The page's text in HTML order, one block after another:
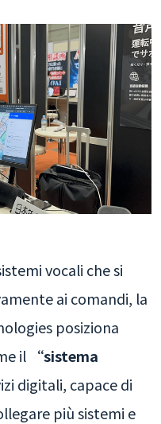
vocali che si
ai comandi, la
posiziona
il “sistema
digitali, capace di
più sistemi e